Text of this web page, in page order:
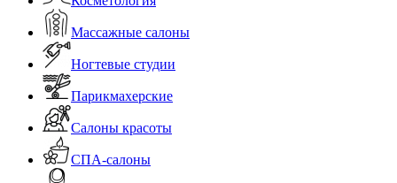
Массажные салоны
Ногтевые студии
Парикмахерские
Салоны красоты
СПА-салоны